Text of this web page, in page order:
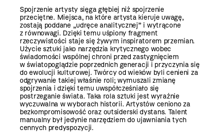
Spojrzenie artysty sięga głębiej niż spojrzenie
przeciętne. Miejsca, na które artysta kieruje uwagę,
zostają poddane „udręce analitycznej” i wytrącone
z równowagi. Dzięki temu uśpiony fragment
rzeczywistości staje się żywym inspiratorem przemian.
Użycie sztuki jako narzędzia krytycznego wobec
świadomości wspólnej chroni przed zastygnięciem
w światopoglądzie poprzednich generacji i przyczynia się
do ewolucji kulturowej. Twórcy od wieków byli cenieni za
odgrywanie takiej właśnie roli; wymuszali zmianę
spojrzenia i dzięki temu uwspółcześ­niało się
postrzeganie świata. Taka rola sztuki jest wyraźnie
wyczuwalna w wyborach historii. Artystów ceniono za
bezkompromisowość oraz outsiderski dystans. Talent
manualny był jedynie narzędziem do ujawniania tych
cennych predyspozycji.